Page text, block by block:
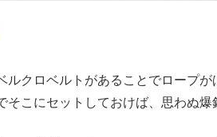
ルクロベルトがあることでロープ
そこにセットしておけば、思わぬ爆